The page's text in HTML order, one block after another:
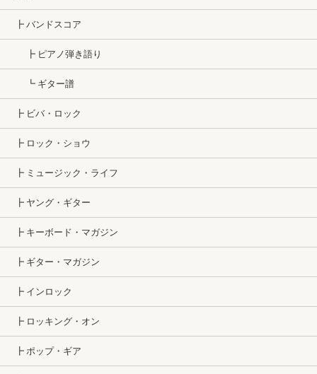
┣ バンドスコア
┣ ピアノ弾き語り
┗ ギター譜
┣ ビバ・ロック
┣ ロック・ショウ
┣ ミュージック・ライフ
┣ ヤング・ギター
┣ キーボード・マガジン
┣ ギター・マガジン
┣ インロック
┣ ロッキング・オン
┣ ポップ・ギア